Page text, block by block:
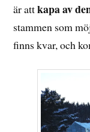
är attkapa av
stammen som
finns kvar, och